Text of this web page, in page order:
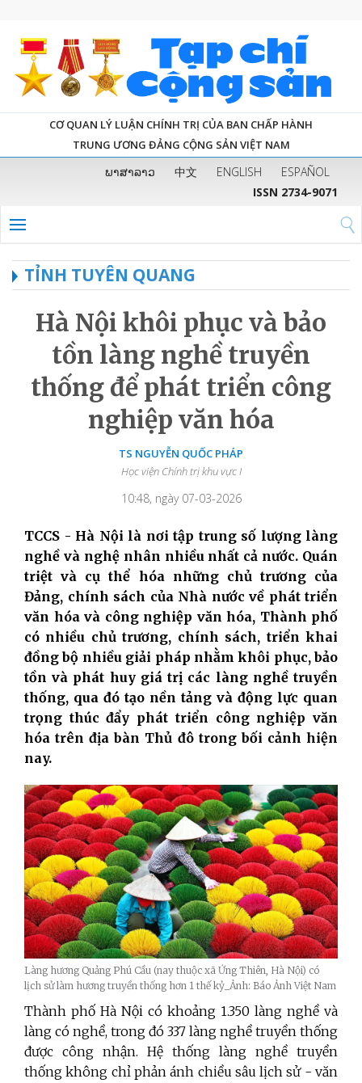
CƠ QUAN LÝ LUẬN CHÍNH TRỊ CỦA BAN CHẤP HÀNH
TRUNG ƯƠNG ĐẢNG CỘNG SẢN VIỆT NAM
ພາສາລາວ 中文 ENGLISH
ESPAÑOL
ISSN 2734-9071
TỈNH TUYÊN QUANG
Hà Nội khôi phục và bảo
tồn làng nghề truyền
thống để phát triển công
nghiệp văn hóa
TS NGUYỄN QUỐC PHÁP
Học viện Chính trị khu vực I
10:48, ngày 07-03-2026
TCCS - Hà Nội là nơi tập trung số lượng làng
nghề và nghệ nhân nhiều nhất cả nước. Quán
triệt và cụ thể hóa những chủ trương của
Đảng, chính sách của Nhà nước về phát triển
văn hóa và công nghiệp văn hóa, Thành phố
có nhiều chủ trương, chính sách, triển khai
đồng bộ nhiều giải pháp nhằm khôi phục, bảo
tồn và phát huy giá trị các làng nghề truyền
thống, qua đó tạo nền tảng và động lực quan
trọng thúc đẩy phát triển công nghiệp văn
hóa trên địa bàn Thủ đô trong bối cảnh hiện
nay.
Làng hương Quảng Phú Cầu (nay thuộc xã Ứng Thiên, Hà Nội) có
lịch sử làm hương truyền thống hơn 1 thế kỷ_Ảnh: Báo Ảnh Việt Nam
Thành phố Hà Nội có khoảng 1.350 làng nghề và
làng có nghề, trong đó 337 làng nghề truyền thống
được công nhận. Hệ thống làng nghề truyền
thống không chỉ phản ánh chiều sâu lịch sử - văn